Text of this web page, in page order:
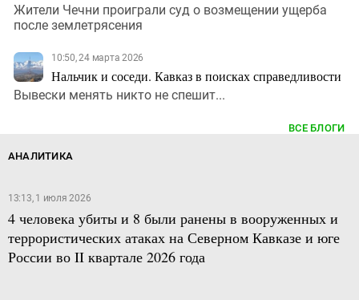
Жители Чечни проиграли суд о возмещении ущерба
после землетрясения
10:50, 24 марта 2026
Нальчик и соседи. Кавказ в поисках справедливости
Вывески менять никто не спешит...
ВСЕ БЛОГИ
АНАЛИТИКА
13:13, 1 июля 2026
4 человека убиты и 8 были ранены в вооруженных и
террористических атаках на Северном Кавказе и юге
России во II квартале 2026 года